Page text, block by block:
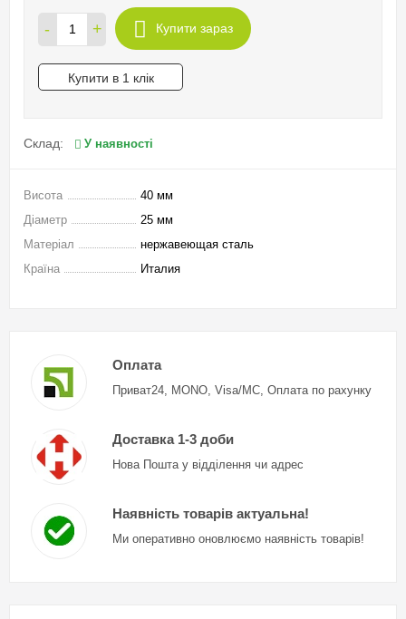
- + Купити зараз
Купити в 1 клік
Склад: У наявності
Висота
40 мм
Діаметр
25 мм
Матеріал
нержавеющая сталь
Країна
Италия
Оплата
Приват24, MONO, Visa/MC, Оплата по рахунку
Доставка 1-3 доби
Нова Пошта у відділення чи адрес
Наявність товарів актуальна!
Ми оперативно оновлюємо наявність товарів!